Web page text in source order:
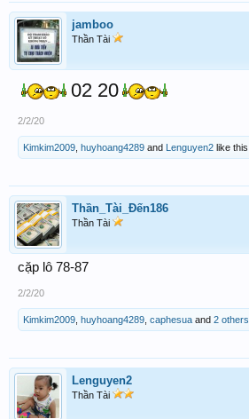
jamboo
Thần Tài
02 20
2/2/20
Kimkim2009 huyhoang4289 and Lenguyen2 like this.
Thần_Tài_Đến186
Thần Tài
cặp lô 78-87
2/2/20
Kimkim2009 huyhoang4289 caphesua and 2 others
Lenguyen2
Thần Tài